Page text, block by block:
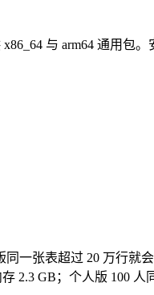
与 arm64 通用包。
一张表超过 20 万行就
2.3 GB；个人版 100 人